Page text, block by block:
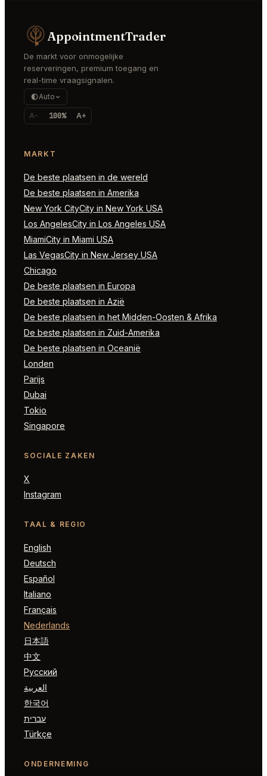
AppointmentTrader
De markt voor onmogelijke
reserveringen, premium toegang en
real-time vraagsignalen.
Auto
A- 100% A+
MARKT
De beste plaatsen in de wereld
De beste plaatsen in Amerika
New York CityCity in New York USA
Los AngelesCity in Los Angeles USA
MiamiCity in Miami USA
Las VegasCity in New Jersey USA
Chicago
De beste plaatsen in Europa
De beste plaatsen in Azië
De beste plaatsen in het Midden-Oosten & Afrika
De beste plaatsen in Zuid-Amerika
De beste plaatsen in Oceanië
Londen
Parijs
Dubai
Tokio
Singapore
SOCIALE ZAKEN
X
Instagram
TAAL & REGIO
English
Deutsch
Español
Italiano
Français
Nederlands
日本語
中文
Русский
العربية
한국어
עברית
Türkçe
ONDERNEMING